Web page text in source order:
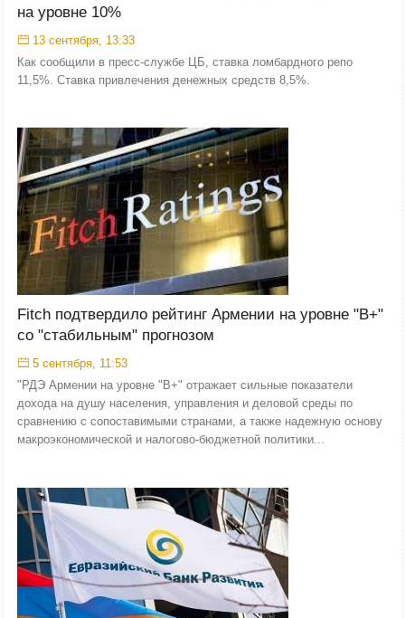
на уровне 10%
13 сентября, 13:33
Как сообщили в пресс-службе ЦБ, ставка ломбардного репо
11,5%. Ставка привлечения денежных средств 8,5%.
Fitch подтвердило рейтинг Армении на уровне "B+"
со "стабильным" прогнозом
5 сентября, 11:53
"РДЭ Армении на уровне "B+" отражает сильные показатели
дохода на душу населения, управления и деловой среды по
сравнению с сопоставимыми странами, а также надежную основу
макроэкономической и налогово-бюджетной политики...